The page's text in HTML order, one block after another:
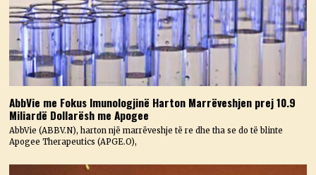
AbbVie me Fokus Imunologjinë Harton Marrëveshjen prej 10.9
Miliardë Dollarësh me Apogee
AbbVie (ABBV.N), harton një marrëveshje të re dhe tha se do të blinte
Apogee Therapeutics (APGE.O),